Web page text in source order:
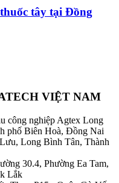
tây tại Đồng
VIỆT NAM
công nghiệp Agtex Long
phố Biên Hoà, Đồng Nai
Long Bình Tân, Thành
30.4, Phường Ea Tam,
Lắk